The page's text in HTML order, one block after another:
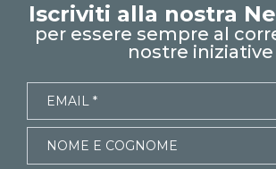
Iscriviti alla nostra
per essere sempre al
nostre iniziative